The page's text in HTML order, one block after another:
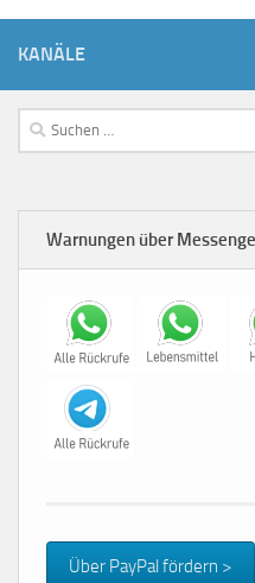
KANÄLE
Suchen
nach:
Warnungen über
Über PayPal fördern >